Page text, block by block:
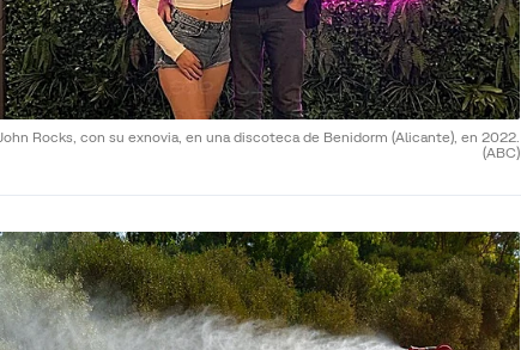
John Rocks, con su exnovia, en una discoteca de Benidorm (Alicante), en 2022.
(ABC)